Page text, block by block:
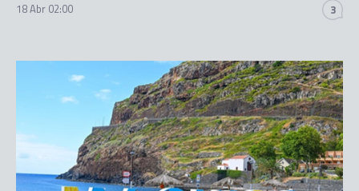
18 Abr 02:00 3